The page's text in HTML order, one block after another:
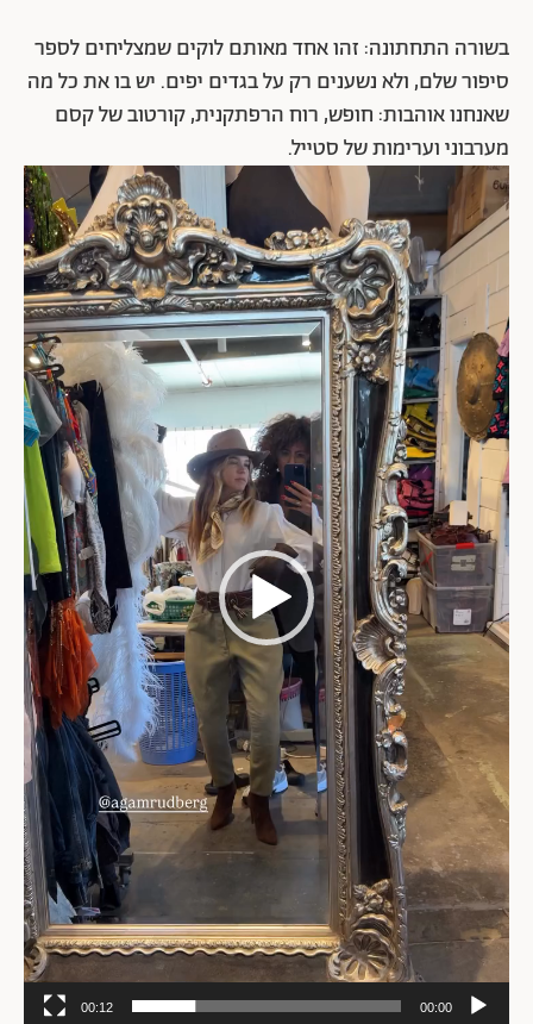
בשורה התחתונה: זהו אחד מאותם לוקים שמצליחים לספר
סיפור שלם, ולא נשענים רק על בגדים יפים. יש בו את כל מה
שאנחנו אוהבות: חופש, רוח הרפתקנית, קורטוב של קסם
מערבוני וערימות של סטייל.
נגן
וידאו
00:00
00:12